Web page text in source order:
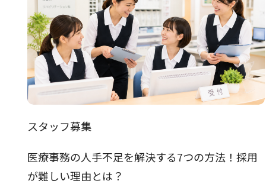
スタッフ募集
医療事務の人手不足を解決する7つの方法！採用
が難しい理由とは？